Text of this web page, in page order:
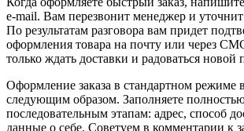
e-mail. Вам перезвонит менеджер и уточнит
По результатам разговора вам придет
оформления товара на почту или через
только ждать доставки и радоваться новой
Оформление заказа в стандартном режиме
следующим образом. Заполняете
последовательным этапам: адрес, способ
данные о себе. Советуем в комментарии к